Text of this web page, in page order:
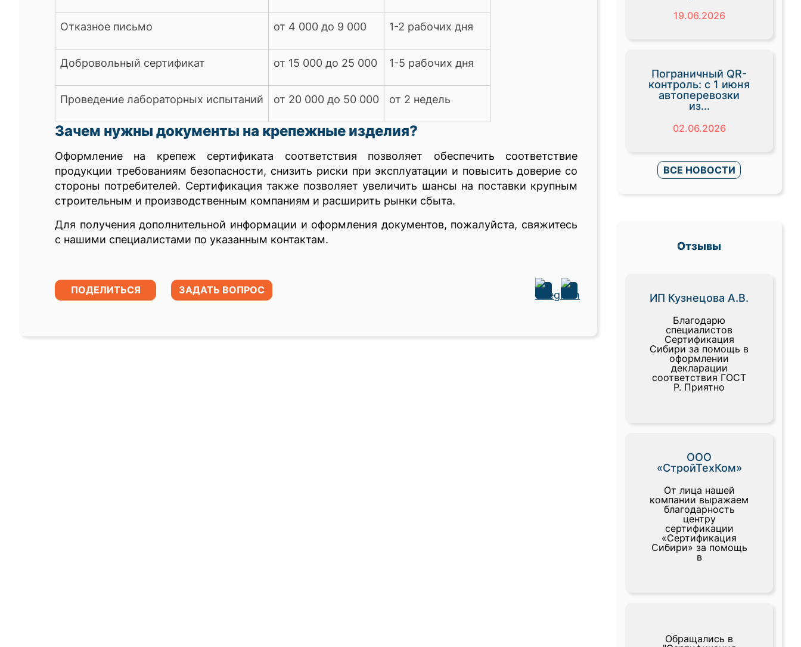
Отказное письмо от 4 000 до 9 000 1-2 рабочих дня
Добровольный сертификат от 15 000 до 25 000 1-5 рабочих дня
Проведение лабораторных испытаний от 20 000 до 50 000 от 2 недель
Зачем нужны документы на крепежные изделия?
Оформление на крепеж сертификата соответствия позволяет обеспечить соответствие
продукции требованиям безопасности, снизить риски при эксплуатации и повысить доверие со
стороны потребителей. Сертификация также позволяет увеличить шансы на поставки крупным
строительным и производственным компаниям и расширить рынки сбыта.
Для получения дополнительной информации и оформления документов, пожалуйста, свяжитесь
с нашими специалистами по указанным контактам.
ПОДЕЛИТЬСЯ ЗАДАТЬ ВОПРОС
19.06.2026
Пограничный QR-
контроль: с 1 июня
автоперевозки
из...
02.06.2026
ВСЕ НОВОСТИ
Отзывы
ИП Кузнецова А.В.
Благодарю
специалистов
Сертификация
Сибири за помощь в
оформлении
декларации
соответствия ГОСТ
Р. Приятно
ООО
«СтройТехКом»
От лица нашей
компании выражаем
благодарность
центру
сертификации
«Сертификация
Сибири» за помощь
в
Обращались в